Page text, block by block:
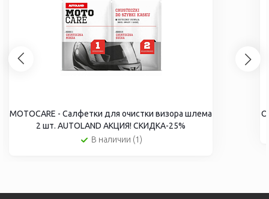
MOTOCARE - Салфетки для очистки визора шлема
2 шт. AUTOLAND АКЦИЯ! СКИДКА-25%
В наличии (1)